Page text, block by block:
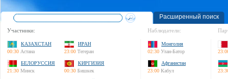
Расширенный поиск
Участники:
КАЗАХСТАН
00:30 Астана
ИРАН
23:00 Тегеран
БЕЛОРУССИЯ
21:30 Минск
КИРГИЗИЯ
00:30 Бишкек
Наблюдатели:
Монголия
02:30 Улан-Батор
Афганистан
23:00 Кабул